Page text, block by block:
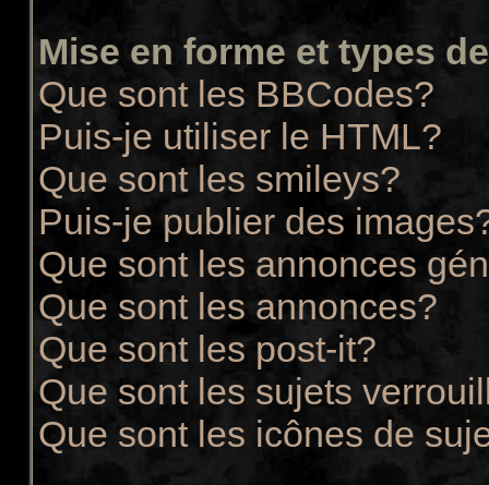
Mise en forme et types
Que sont les BBCodes?
Puis-je utiliser le HTML?
Que sont les smileys?
Puis-je publier des
Que sont les annonces
Que sont les annonces?
Que sont les post-it?
Que sont les sujets
Que sont les icônes de